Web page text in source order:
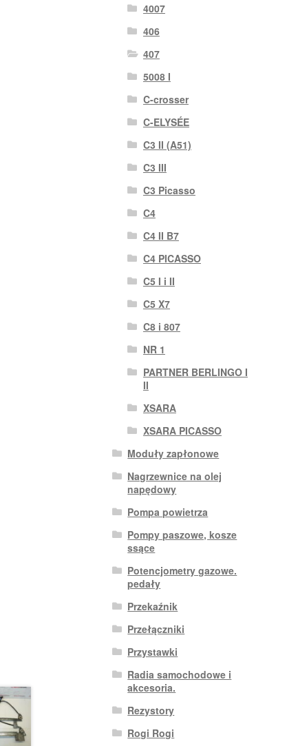
4007
406
407
5008 I
C-crosser
C-ELYSÉE
C3 II (A51)
C3 III
C3 Picasso
C4
C4 II B7
C4 PICASSO
C5 I i II
C5 X7
C8 i 807
NR 1
PARTNER BERLINGO I
II
XSARA
XSARA PICASSO
Moduły zapłonowe
Nagrzewnice na olej
napędowy
Pompa powietrza
Pompy paszowe, kosze
ssące
Potencjometry gazowe.
pedały
Przekaźnik
Przełączniki
Przystawki
Radia samochodowe i
akcesoria.
Rezystory
Rogi Rogi